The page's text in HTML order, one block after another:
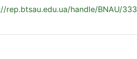
rep.btsau.edu.ua/handle/BNAU/333